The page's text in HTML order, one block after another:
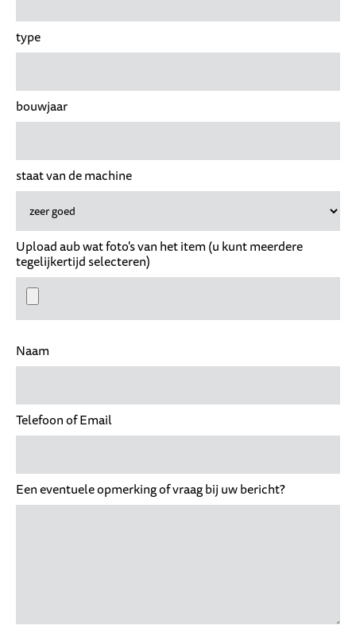
type
bouwjaar
staat van de machine
Upload aub wat foto's van het item (u kunt meerdere
tegelijkertijd selecteren)
Naam
Telefoon of Email
Een eventuele opmerking of vraag bij uw bericht?